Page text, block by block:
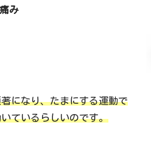
み
になり、たまにする運動で
ているらしいのです。